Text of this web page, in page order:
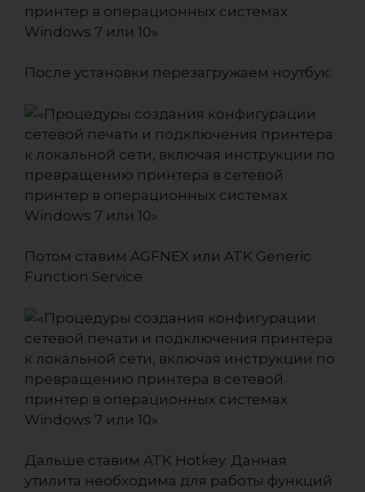
После установки перезагружаем ноутбук:
Потом ставим AGFNEX или ATK Generic
Function Service
Дальше ставим ATK Hotkey. Данная
утилита необходима для работы функций